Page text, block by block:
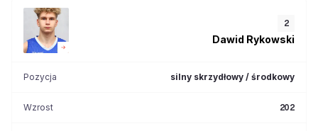
2
Dawid Rykowski
Pozycja silny skrzydłowy / środkowy
Wzrost 202